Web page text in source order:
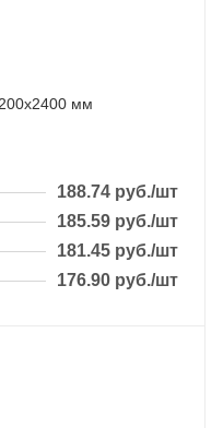
мм
188.74 руб./шт
185.59 руб./шт
181.45 руб./шт
176.90 руб./шт